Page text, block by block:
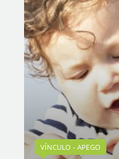
VÍNCULO - APEGO